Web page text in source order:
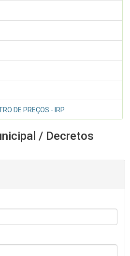
DE PREÇOS - IRP
/ Decretos